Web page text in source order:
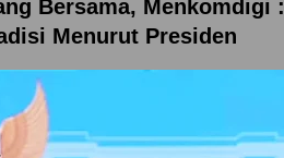
Bersama, Menkomdigi :
Menurut Presiden